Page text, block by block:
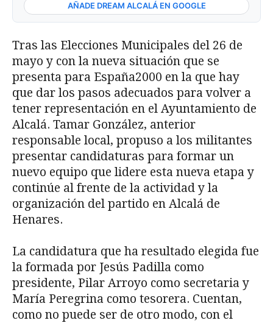
AÑADE DREAM ALCALÁ EN GOOGLE
Tras las Elecciones Municipales del 26 de
mayo y con la nueva situación que se
presenta para España2000 en la que hay
que dar los pasos adecuados para volver a
tener representación en el Ayuntamiento de
Alcalá. Tamar González, anterior
responsable local, propuso a los militantes
presentar candidaturas para formar un
nuevo equipo que lidere esta nueva etapa y
continúe al frente de la actividad y la
organización del partido en Alcalá de
Henares.
La candidatura que ha resultado elegida fue
la formada por Jesús Padilla como
presidente, Pilar Arroyo como secretaria y
María Peregrina como tesorera. Cuentan,
como no puede ser de otro modo, con el